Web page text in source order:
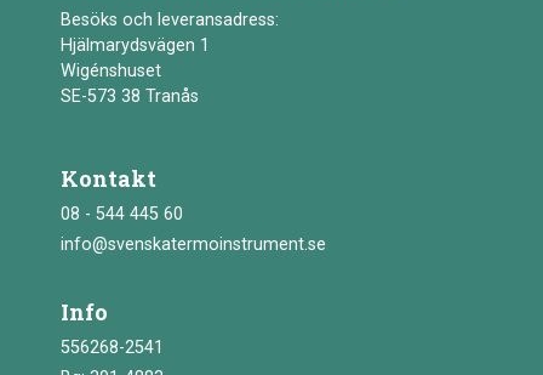
Besöks och leveransadress:
Hjälmarydsvägen 1
Wigénshuset
SE-573 38 Tranås
Kontakt
08 - 544 445 60
info@svenskatermoinstrument.se
Info
556268-2541